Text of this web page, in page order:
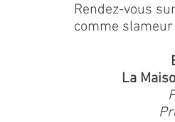
Rendez-vous
comme
La